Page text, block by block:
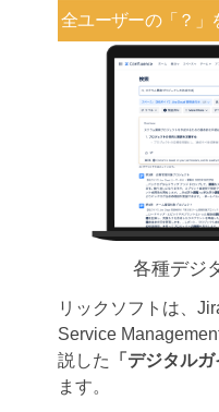
全ユーザーの「？」
各種デジ
リックソフトは、
Service
説した
「デジタル
ます。